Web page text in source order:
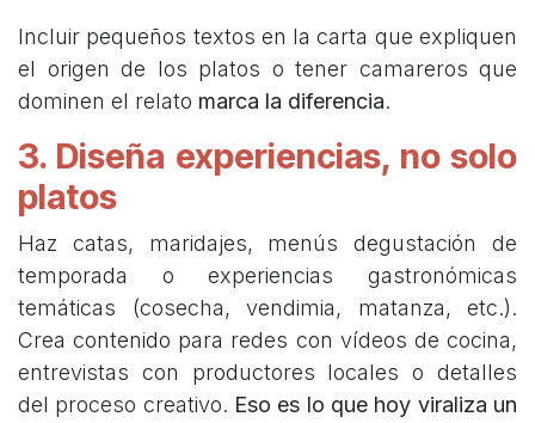
Incluir pequeños textos en la carta que expliquen
el origen de los platos o tener camareros que
dominen el relato marca la diferencia.
3. Diseña experiencias, no solo
platos
Haz catas, maridajes, menús degustación de
temporada o experiencias gastronómicas
temáticas (cosecha, vendimia, matanza, etc.).
Crea contenido para redes con vídeos de cocina,
entrevistas con productores locales o detalles
del proceso creativo. Eso es lo que hoy viraliza un